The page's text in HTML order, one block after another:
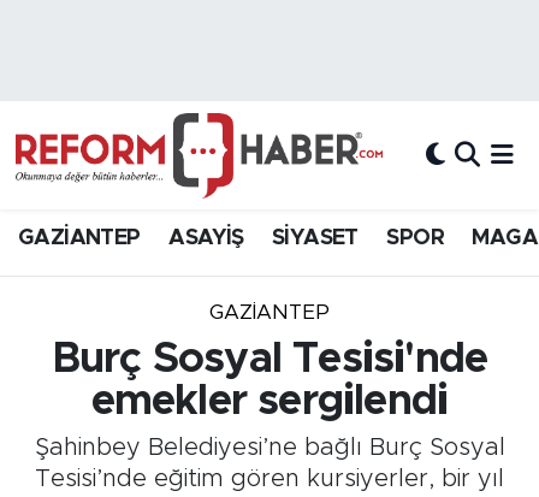
GAZİANTEP ASAYİŞ SİYASET SPOR
GAZIANTEP
Burç Sosyal Tesisi'nde
emekler sergilendi
Şahinbey Belediyesi’ne bağlı Burç Sosyal
Tesisi’nde eğitim gören kursiyerler, bir yıl
Hava Durumu
Süper Lig Puan Durumu ve Fikstür
Son Dakika Haberleri
Haber Arşivi